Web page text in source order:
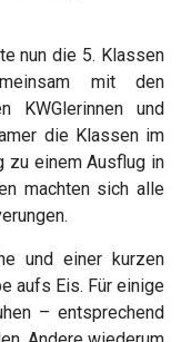
nun die 5. Klassen
mit den
KWGlerinnen und
die Klassen im
zu einem Ausflug in
machten sich alle
und einer kurzen
aufs Eis. Für einige
– entsprechend